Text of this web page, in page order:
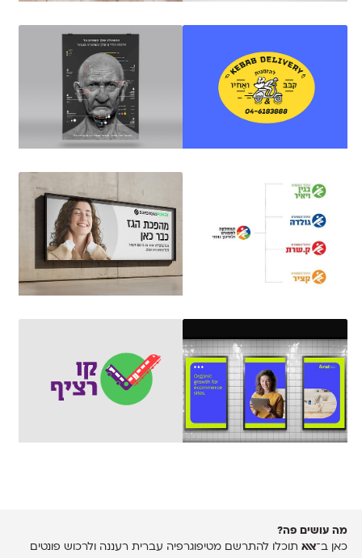
מה עושים פה?
כאן ב־אאאתוכלו להתרשם מטיפוגרפיה עברית רעננה ולרכוש פונטים